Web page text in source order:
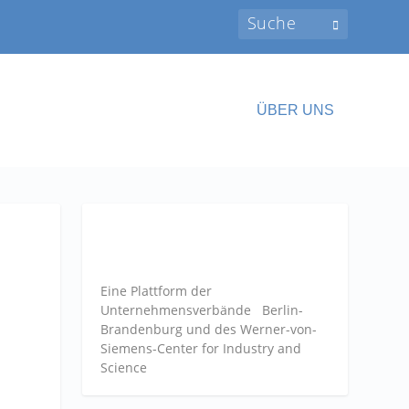
ÜBER UNS
Eine Plattform der
Unternehmensverbände Berlin-
Brandenburg und des Werner-von-
Siemens-Center for Industry and
Science